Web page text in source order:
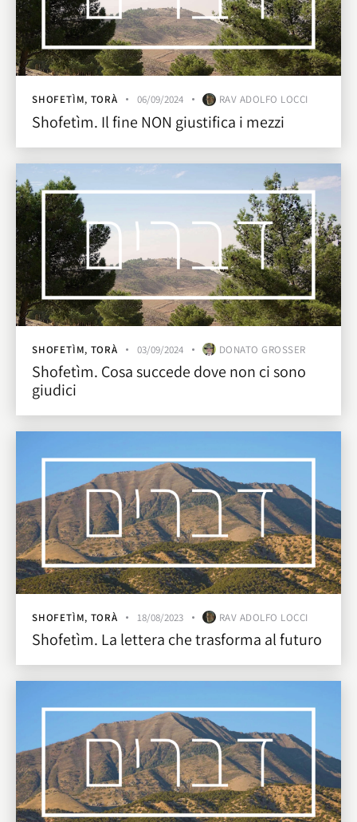
SHOFETÌM, TORÀ 06/09/2024 RAV ADOLFO LOCCI
Shofetìm. Il fine NON giustifica i mezzi
SHOFETÌM, TORÀ 03/09/2024 DONATO GROSSER
Shofetìm. Cosa succede dove non ci sono
giudici
SHOFETÌM, TORÀ 18/08/2023 RAV ADOLFO LOCCI
Shofetìm. La lettera che trasforma al futuro